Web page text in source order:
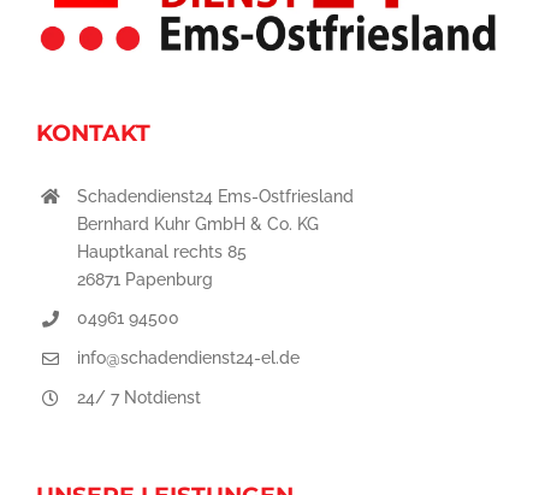
KONTAKT
Schadendienst24 Ems-Ostfriesland
Bernhard Kuhr GmbH & Co. KG
Hauptkanal rechts 85
26871 Papenburg
04961 94500
info@schadendienst24-el.de
24/ 7 Notdienst